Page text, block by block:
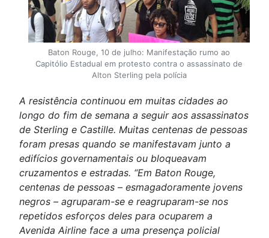
Baton Rouge, 10 de julho: Manifestação rumo ao
Capitólio Estadual em protesto contra o assassinato de
Alton Sterling pela polícia
A resistência continuou em muitas cidades ao
longo do fim de semana a seguir aos assassinatos
de Sterling e Castille. Muitas centenas de pessoas
foram presas quando se manifestavam junto a
edifícios governamentais ou bloqueavam
cruzamentos e estradas. “Em Baton Rouge,
centenas de pessoas – esmagadoramente jovens
negros – agruparam-se e reagruparam-se nos
repetidos esforços deles para ocuparem a
Avenida Airline face a uma presença policial